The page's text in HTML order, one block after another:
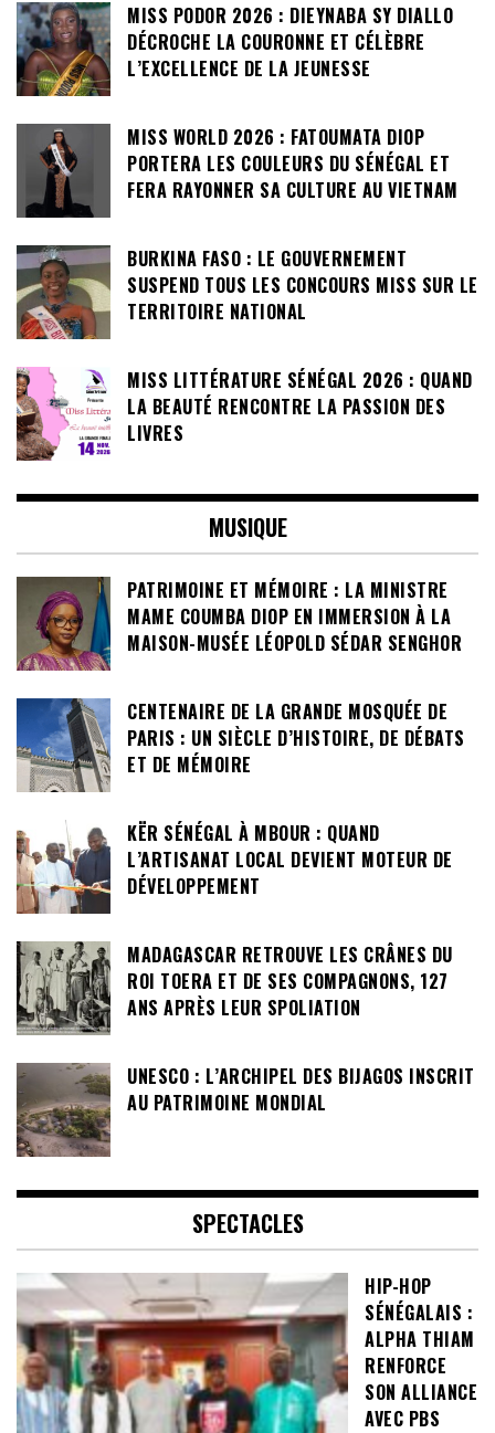
MISS PODOR 2026 : DIEYNABA SY DIALLO
DÉCROCHE LA COURONNE ET CÉLÈBRE
L’EXCELLENCE DE LA JEUNESSE
MISS WORLD 2026 : FATOUMATA DIOP
PORTERA LES COULEURS DU SÉNÉGAL ET
FERA RAYONNER SA CULTURE AU VIETNAM
BURKINA FASO : LE GOUVERNEMENT
SUSPEND TOUS LES CONCOURS MISS SUR LE
TERRITOIRE NATIONAL
MISS LITTÉRATURE SÉNÉGAL 2026 : QUAND
LA BEAUTÉ RENCONTRE LA PASSION DES
LIVRES
MUSIQUE
PATRIMOINE ET MÉMOIRE : LA MINISTRE
MAME COUMBA DIOP EN IMMERSION À LA
MAISON-MUSÉE LÉOPOLD SÉDAR SENGHOR
CENTENAIRE DE LA GRANDE MOSQUÉE DE
PARIS : UN SIÈCLE D’HISTOIRE, DE DÉBATS
ET DE MÉMOIRE
KËR SÉNÉGAL À MBOUR : QUAND
L’ARTISANAT LOCAL DEVIENT MOTEUR DE
DÉVELOPPEMENT
MADAGASCAR RETROUVE LES CRÂNES DU
ROI TOERA ET DE SES COMPAGNONS, 127
ANS APRÈS LEUR SPOLIATION
UNESCO : L’ARCHIPEL DES BIJAGOS INSCRIT
AU PATRIMOINE MONDIAL
SPECTACLES
HIP-HOP
SÉNÉGALAIS :
ALPHA THIAM
RENFORCE
SON ALLIANCE
AVEC PBS